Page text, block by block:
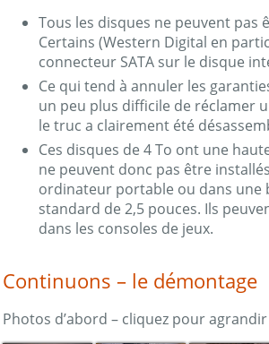
Tous les disques ne peuvent pas
Certains (Western Digital en
connecteur SATA sur le disque
Ce qui tend à annuler les
un peu plus difficile de réclamer
le truc a clairement été
Ces disques de 4 To ont une
ne peuvent donc pas être
ordinateur portable ou dans une
standard de 2,5 pouces. Ils
dans les consoles de jeux.
Continuons – le démontage
Photos d’abord – cliquez pour agrandir